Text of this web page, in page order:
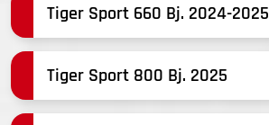
Tiger Sport 660 Bj. 2024-2025
Tiger Sport 800 Bj. 2025